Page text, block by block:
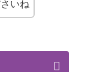
いね